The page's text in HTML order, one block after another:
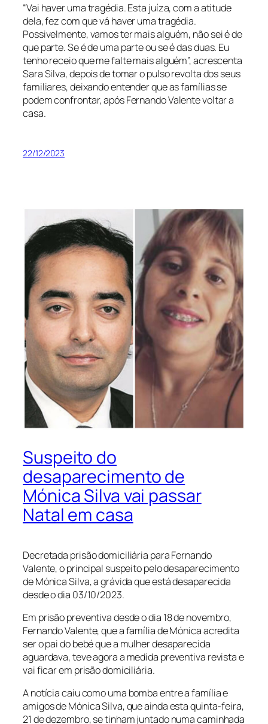
“Vai haver uma tragédia. Esta juíza, com a atitude
dela, fez com que vá haver uma tragédia.
Possivelmente, vamos ter mais alguém, não sei é de
que parte. Se é de uma parte ou se é das duas. Eu
tenho receio que me falte mais alguém”, acrescenta
Sara Silva, depois de tomar o pulso revolta dos seus
familiares, deixando entender que as famílias se
podem confrontar, após Fernando Valente voltar a
casa.
22/12/2023
Suspeito do
desaparecimento de
Mónica Silva vai passar
Natal em casa
Decretada prisão domiciliária para Fernando
Valente, o principal suspeito pelo desaparecimento
de Mónica Silva, a grávida que está desaparecida
desde o dia 03/10/2023.
Em prisão preventiva desde o dia 18 de novembro,
Fernando Valente, que a família de Mónica acredita
ser o pai do bebé que a mulher desaparecida
aguardava, teve agora a medida preventiva revista e
vai ficar em prisão domiciliária.
A notícia caiu como uma bomba entre a família e
amigos de Mónica Silva, que ainda esta quinta-feira,
21 de dezembro, se tinham juntado numa caminhada